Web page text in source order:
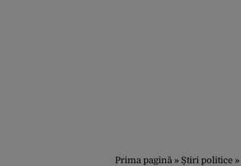
Prima pagină » Știri politice »